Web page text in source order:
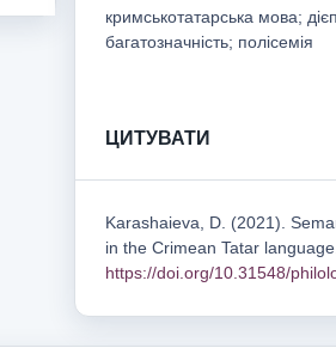
кримськотатарська мова;
багатозначність; полісемія
ЦИТУВАТИ
Karashaieva, D. (2021).
in the Crimean Tatar
https://doi.org/10.31548/